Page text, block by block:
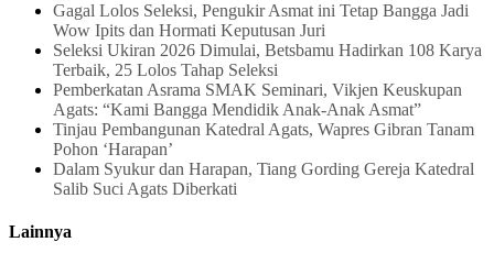
Gagal Lolos Seleksi, Pengukir Asmat ini Tetap Bangga Jadi
Wow Ipits dan Hormati Keputusan Juri
Seleksi Ukiran 2026 Dimulai, Betsbamu Hadirkan 108 Karya
Terbaik, 25 Lolos Tahap Seleksi
Pemberkatan Asrama SMAK Seminari, Vikjen Keuskupan
Agats: “Kami Bangga Mendidik Anak-Anak Asmat”
Tinjau Pembangunan Katedral Agats, Wapres Gibran Tanam
Pohon ‘Harapan’
Dalam Syukur dan Harapan, Tiang Gording Gereja Katedral
Salib Suci Agats Diberkati
Lainnya